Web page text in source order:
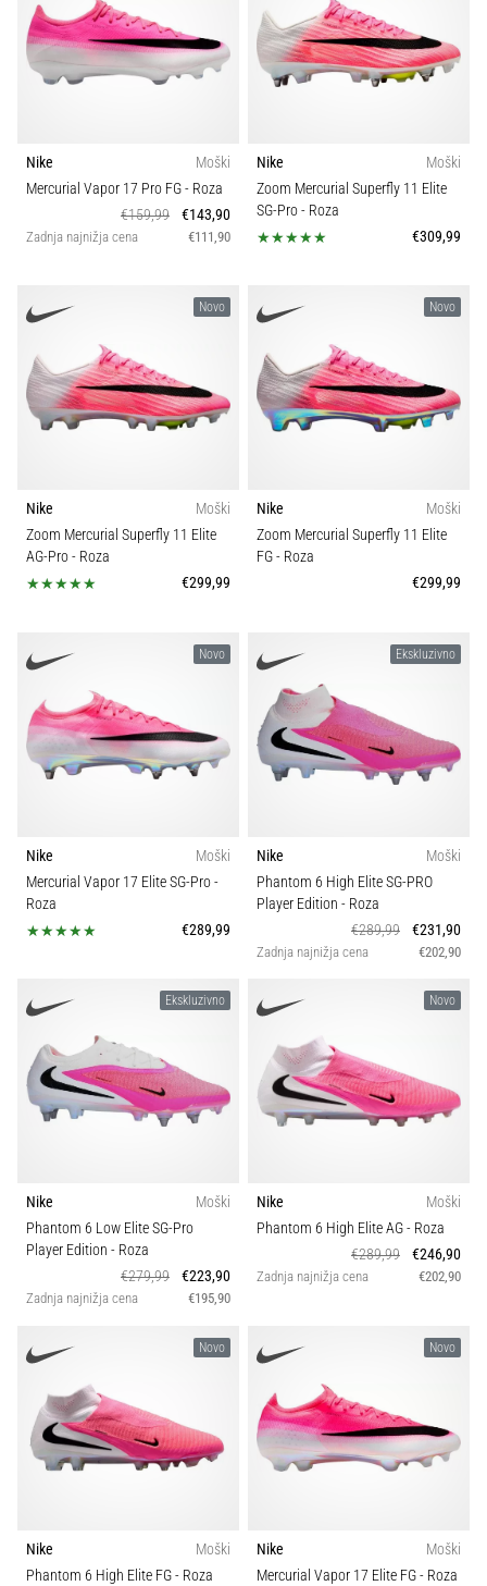
nogometni
čevlji
11teamsports
1 min. branja
for
More
Victories
na
EURO
in
kopačkami
znamk
Nike,
adidas
del
vsake
tekme,
gola
vse
članke
Tip nogometnih čevljev
Kolekcija 1
Vrsta čevljev
Nike
Moški
Mercurial Vapor 17 Pro FG- Roza
€159,99
€143,90
Zadnja najnižja cena €111,90
Nike
Moški
Zoom Mercurial Superfly 11 Elite
SG-Pro- Roza
€309,99
Novo
Nike
Moški
Zoom Mercurial Superfly 11 Elite
AG-Pro- Roza
€299,99
Novo
Nike
Moški
Zoom Mercurial Superfly 11 Elite
FG- Roza
€299,99
Novo
Nike
Moški
Mercurial Vapor 17 Elite SG-Pro-
Roza
€289,99
Ekskluzivno
Nike
Moški
Phantom 6 High Elite SG-PRO
Player Edition - Roza
€289,99
€231,90
Zadnja najnižja cena €202,90
Ekskluzivno
Nike
Moški
Phantom 6 Low Elite SG-Pro
Player Edition - Roza
€279,99
€223,90
Zadnja najnižja cena €195,90
Novo
Nike
Moški
Phantom 6 High Elite AG- Roza
€289,99
€246,90
Zadnja najnižja cena €202,90
Novo
Nike
Moški
Phantom 6 High Elite FG- Roza
Novo
Nike
Moški
Mercurial Vapor 17 Elite FG- Roza